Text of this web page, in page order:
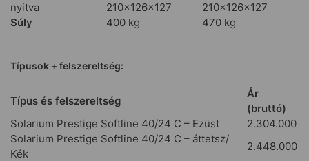
nyitva
210×126×127
210×126×127
Súly
400 kg 470 kg
Típusok + felszereltség:
Típus és felszereltség
Ár
(bruttó)
Solarium Prestige Softline 40/24 C – Ezüst
2.304.000
Solarium Prestige Softline 40/24 C – áttetsz/
Kék
2.448.000